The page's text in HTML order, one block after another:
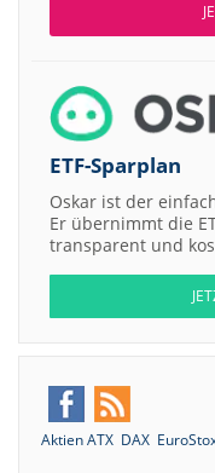
ETF-Sparplan
Oskar ist der
Er übernimmt die
transparent und
Aktien ATX DAX